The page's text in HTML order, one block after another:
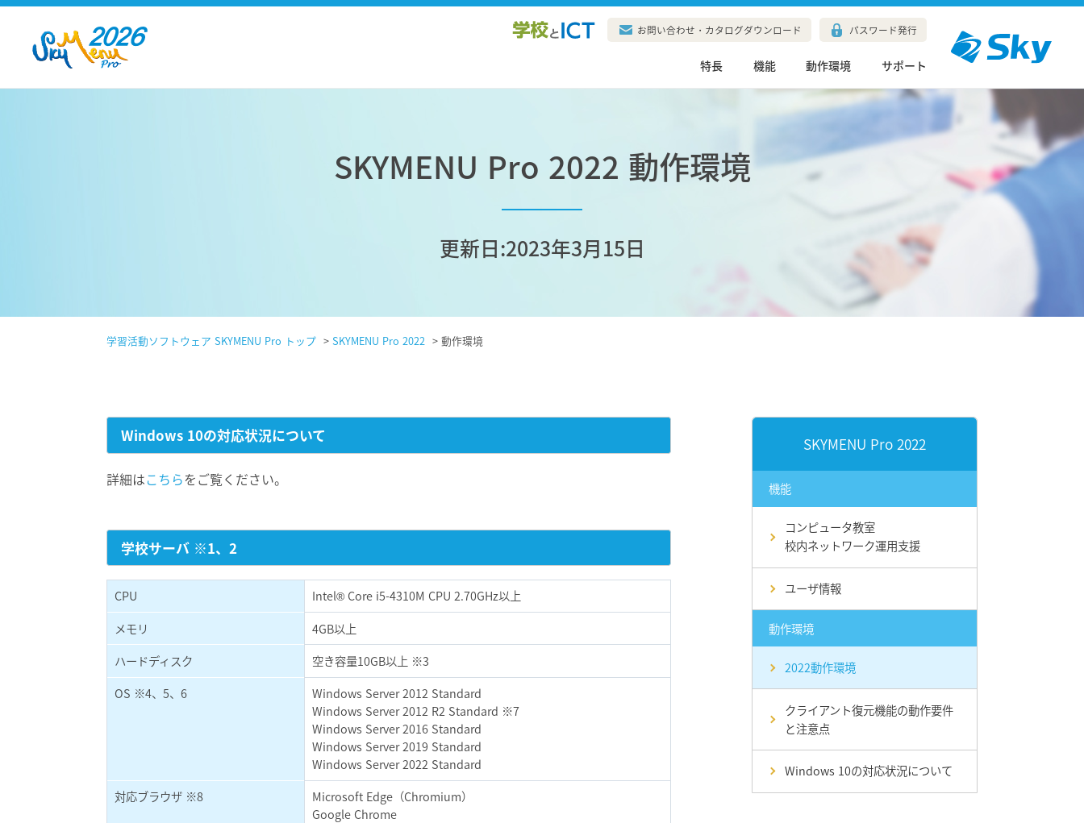
お問い合わせ・カタログダウンロード パスワード発行
特長 機能 動作環境 サポート
SKYMENU Pro 2022 動作環境
更新日:2023年3月15日
学習活動ソフトウェア SKYMENU Pro トップ > SKYMENU Pro 2022 > 動作環境
Windows 10の対応状況について
詳細はこちらをご覧ください。
学校サーバ ※1、2
CPU
Intel® Core i5-4310M CPU 2.70GHz以上
メモリ
4GB以上
ハードディスク
空き容量10GB以上 ※3
OS ※4、5、6
Windows Server 2012 Standard
Windows Server 2012 R2 Standard ※7
Windows Server 2016 Standard
Windows Server 2019 Standard
Windows Server 2022 Standard
対応ブラウザ ※8
Microsoft Edge（Chromium）
Google Chrome
SKYMENU Pro 2022
機能
コンピュータ教室
校内ネットワーク運用支援
ユーザ情報
動作環境
2022動作環境
クライアント復元機能の動作要件
と注意点
Windows 10の対応状況について